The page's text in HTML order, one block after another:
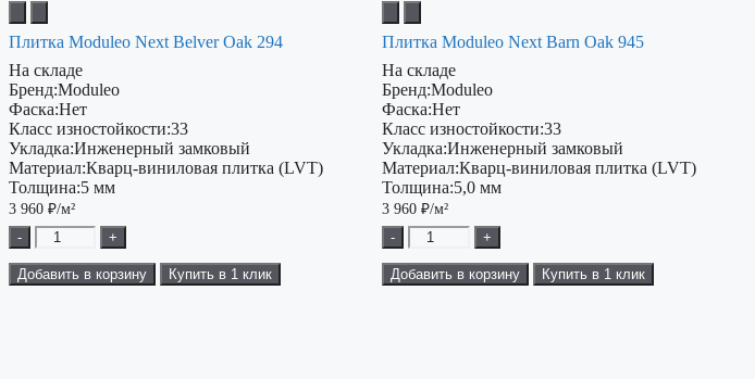
Плитка Moduleo Next Belver Oak 294
На складе
Бренд:Moduleo
Фаска:Нет
Класс изностойкости:33
Укладка:Инженерный замковый
Материал:Кварц-виниловая плитка (LVT)
Толщина:5 мм
3 960 ₽/м²
-
+
Добавить в корзину Купить в 1 клик
Плитка Moduleo Next Barn Oak 945
На складе
Бренд:Moduleo
Фаска:Нет
Класс изностойкости:33
Укладка:Инженерный замковый
Материал:Кварц-виниловая плитка (LVT)
Толщина:5,0 мм
3 960₽/м²
-
+
Добавить в корзину Купить в 1 клик